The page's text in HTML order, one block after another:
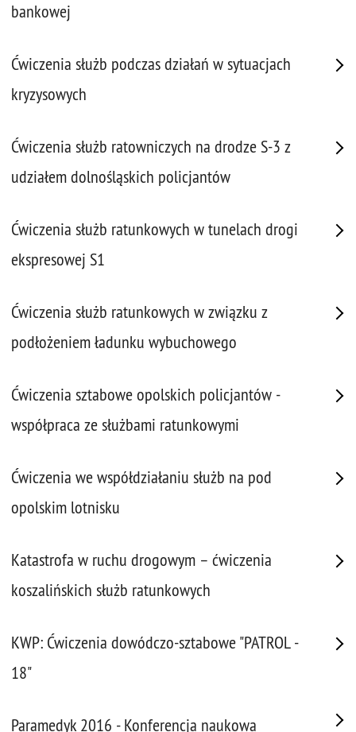
bankowej
Ćwiczenia służb podczas działań w sytuacjach
kryzysowych
Ćwiczenia służb ratowniczych na drodze S-3 z
udziałem dolnośląskich policjantów
Ćwiczenia służb ratunkowych w tunelach drogi
ekspresowej S1
Ćwiczenia służb ratunkowych w związku z
podłożeniem ładunku wybuchowego
Ćwiczenia sztabowe opolskich policjantów -
współpraca ze służbami ratunkowymi
Ćwiczenia we współdziałaniu służb na pod
opolskim lotnisku
Katastrofa w ruchu drogowym – ćwiczenia
koszalińskich służb ratunkowych
KWP: Ćwiczenia dowódczo-sztabowe "PATROL -
18"
Paramedyk 2016 - Konferencja naukowa